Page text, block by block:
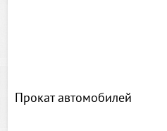
Прокат автомобилей